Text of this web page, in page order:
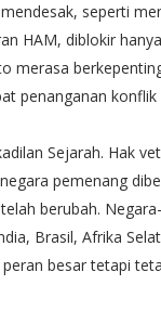
seperti
HAM, diblokir
merasa
penanganan konflik
Sejarah. Hak
pemenang
berubah.
Brasil, Afrika
besar tetapi